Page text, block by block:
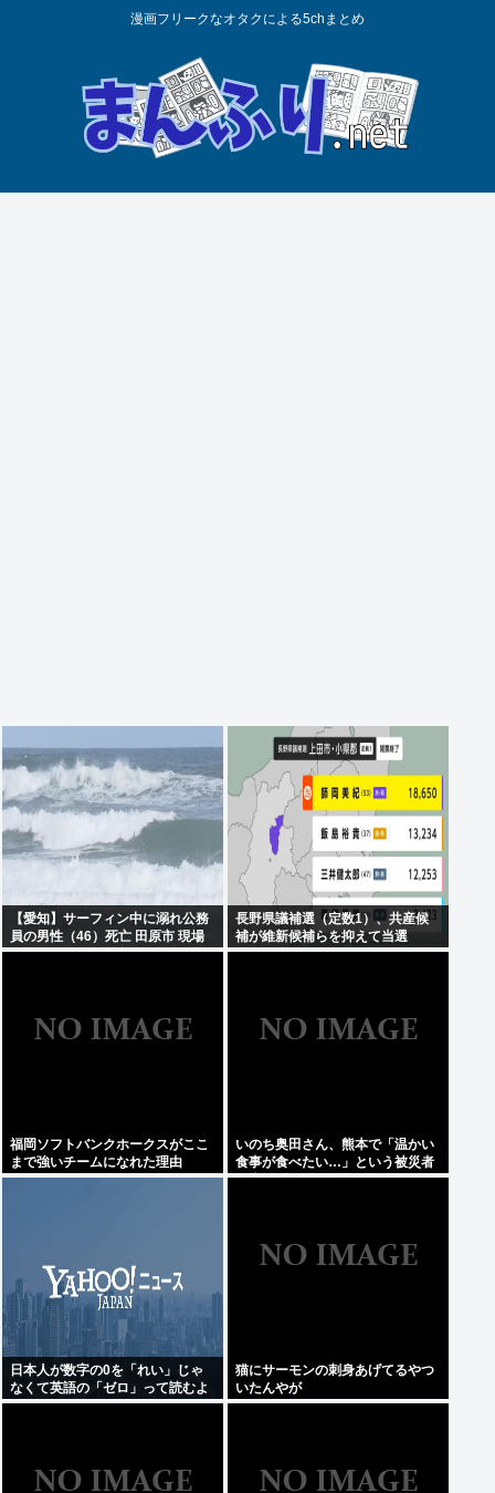
漫画フリークなオタクによる5chまとめ
【愛知】サーフィン中に溺れ公務
員の男性（46）死亡 田原市 現場
はサーフィンで有名なスポット
長野県議補選（定数1）、共産候
補が維新候補らを抑えて当選
福岡ソフトバンクホークスがここ
まで強いチームになれた理由
いのち奥田さん、熊本で「温かい
食事が食べたい…」という被災者
の声を聞き、Xで温かいうどんを
日本人が数字の0を「れい」じゃ
なくて英語の「ゼロ」って読むよ
うになったのってなんでなの？
猫にサーモンの刺身あげてるやつ
いたんやが